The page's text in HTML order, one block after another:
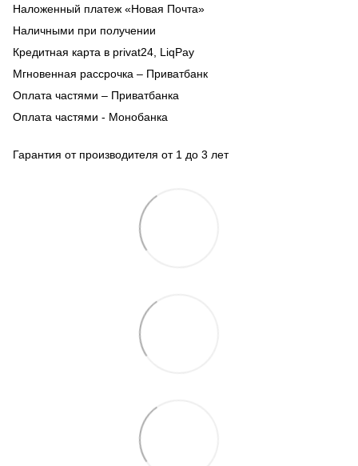
Наложенный платеж «Новая Почта»
Наличными при получении
Кредитная карта в privat24, LiqPay
Мгновенная рассрочка – Приватбанк
Оплата частями – Приватбанка
Оплата частями - Монобанка
Гарантия от производителя от 1 до 3 лет